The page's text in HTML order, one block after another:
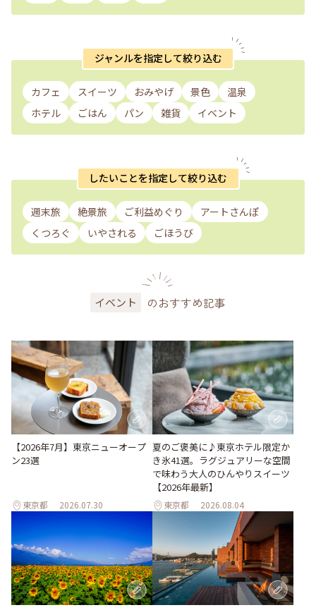
ジャンルを指定して絞り込む
カフェ スイーツ おみやげ 景色
温泉
ホテル
ごはん パン 雑貨 イベント
したいことを指定して絞り込む
週末旅 絶景旅 ご利益めぐり
アートさんぽ
くつろぐ
いやされる ごほうび
イベント のおすすめ記事
【2026年7月】東京ニューオープ
ン23選
東京都 2026.07.30
夏のご褒美に♪東京ホテル限定か
き氷41選。ラグジュアリーな空間
で味わう大人のひんやりスイーツ
【2026年最新】
東京都 2026.08.04